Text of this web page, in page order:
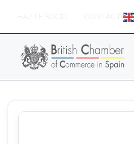
CONTACTO
Sobre
British
Chamber
Socios